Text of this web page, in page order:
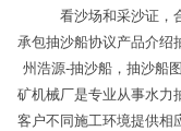
看沙场和采沙证，
承包抽沙船协议产品介绍
州浩源-抽沙船，抽沙船
矿机械厂是专业从事水力
客户不同施工环境提供相